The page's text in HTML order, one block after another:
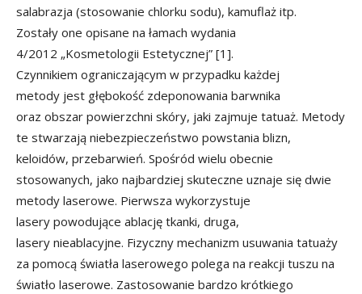
salabrazja (stosowanie chlorku sodu), kamuflaż itp.
Zostały one opisane na łamach wydania
4/2012 „Kosmetologii Estetycznej” [1].
Czynnikiem ograniczającym w przypadku każdej
metody jest głębokość zdeponowania barwnika
oraz obszar powierzchni skóry, jaki zajmuje tatuaż. Metody
te stwarzają niebezpieczeństwo powstania blizn,
keloidów, przebarwień. Spośród wielu obecnie
stosowanych, jako najbardziej skuteczne uznaje się dwie
metody laserowe. Pierwsza wykorzystuje
lasery powodujące ablację tkanki, druga,
lasery nieablacyjne. Fizyczny mechanizm usuwania tatuaży
za pomocą światła laserowego polega na reakcji tuszu na
światło laserowe. Zastosowanie bardzo krótkiego